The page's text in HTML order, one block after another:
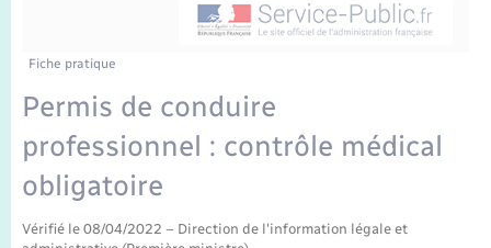
Organisation d’événement
Sécurité - Prévention
Seniors
Transports
Fiche pratique
Permis de conduire
professionnel : contrôle médical
obligatoire
Vérifié le 08/04/2022 – Direction de l'information légale et